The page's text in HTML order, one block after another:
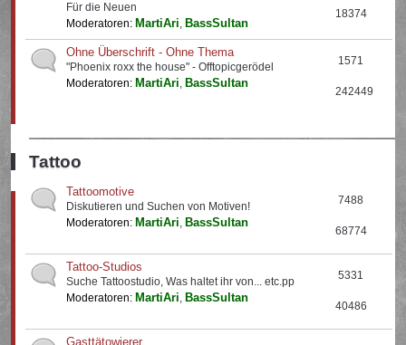
Für die Neuen
Moderatoren: MartiAri, BassSultan
18374
Ohne Überschrift - Ohne Thema
"Phoenix roxx the house" - Offtopicgerödel
Moderatoren: MartiAri, BassSultan
1571
242449
Tattoo
Tattoomotive
Diskutieren und Suchen von Motiven!
Moderatoren: MartiAri, BassSultan
7488
68774
Tattoo-Studios
Suche Tattoostudio, Was haltet ihr von... etc.pp
Moderatoren: MartiAri, BassSultan
5331
40486
Gasttätowierer